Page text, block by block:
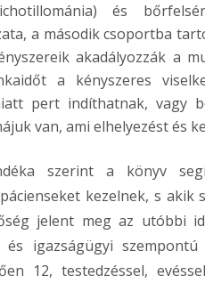
és
a második csoportba
akadályozzák a
a kényszeres
pert indíthatnak, vagy
van, ami elhelyezést és
szerint a könyv
kezelnek, s
jelent meg az utóbbi
és igazságügyi
12, testedzéssel,